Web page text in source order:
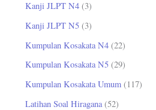
Kanji JLPT N4 (3)
Kanji JLPT N5 (3)
Kumpulan Kosakata N4 (22)
Kumpulan Kosakata N5 (29)
Kumpulan Kosakata Umum (117)
Latihan Soal Hiragana (52)